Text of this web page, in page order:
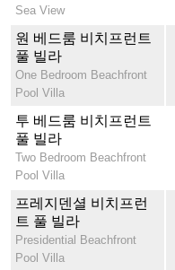
Sea View
원 베드룸 비치프런트
풀 빌라
One Bedroom Beachfront
Pool Villa
투 베드룸 비치프런트
풀 빌라
Two Bedroom Beachfront
Pool Villa
프레지덴셜 비치프런
트 풀 빌라
Presidential Beachfront
Pool Villa